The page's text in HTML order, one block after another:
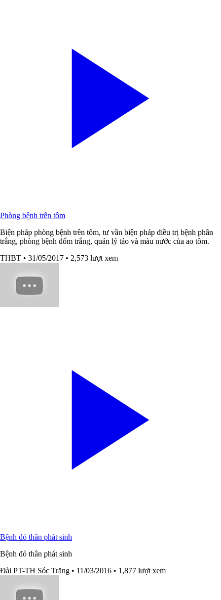
Phòng bệnh trên tôm
Biện pháp phòng bệnh trên tôm, tư vần biện pháp điều trị bệnh phân
trắng, phòng bệnh đốm trắng, quản lý tảo và màu nước của ao tôm.
THBT • 31/05/2017 • 2,573 lượt xem
Bệnh đỏ thân phát sinh
Bệnh đỏ thân phát sinh
Đài PT-TH Sóc Trăng • 11/03/2016 • 1,877 lượt xem